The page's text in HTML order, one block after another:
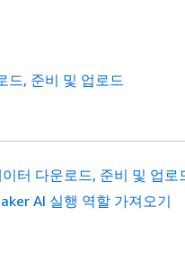
드, 준비 및 업로드
터 다운로드, 준비 및 업로
AI 실행 역할 가져오기